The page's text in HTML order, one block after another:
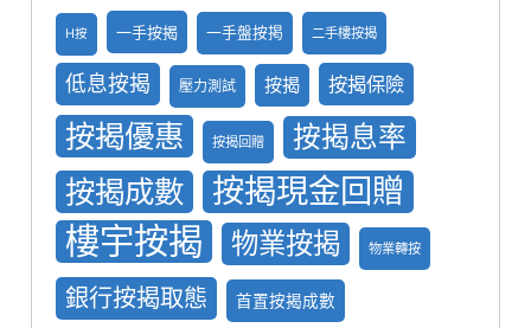
H按 一手按揭 一手盤按掲 二手樓按揭
低息按揭 壓力測試 按揭 按揭保險
按揭優惠 按揭回贈 按揭息率
按揭成數 按揭現金回贈
樓宇按揭 物業按揭 物業轉按
銀行按揭取態 首置按揭成數